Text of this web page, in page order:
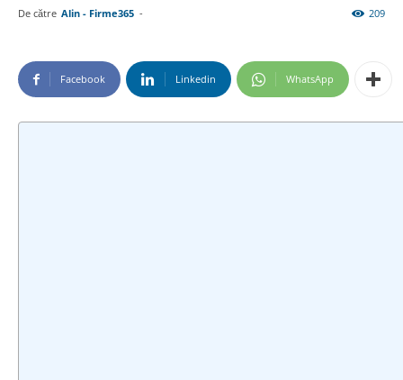
De către Alin - Firme365 - 209
Facebook Linkedin WhatsApp